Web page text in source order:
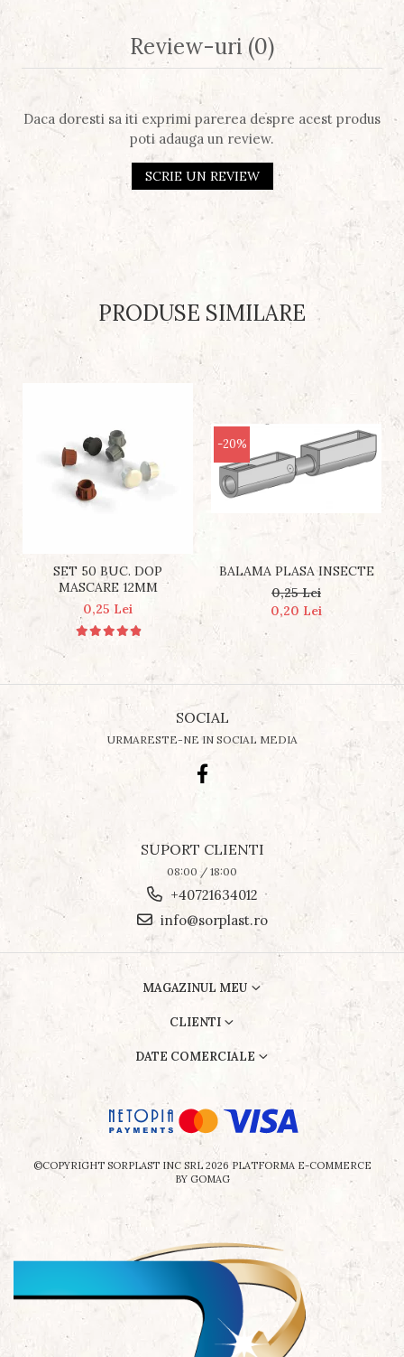
Review-uri (0)
Daca doresti sa iti exprimi parerea despre acest produs
poti adauga un review.
SCRIE UN REVIEW
PRODUSE SIMILARE
SET 50 BUC. DOP
MASCARE 12MM
0,25 Lei
-20%
BALAMA PLASA INSECTE
0,25 Lei
0,20 Lei
SOCIAL
URMARESTE-NE IN SOCIAL MEDIA
SUPORT CLIENTI
08:00 / 18:00
+40721634012
info@sorplast.ro
MAGAZINUL MEU
CLIENTI
DATE COMERCIALE
©COPYRIGHT SORPLAST INC SRL 2026 PLATFORMA E-COMMERCE
BY GOMAG